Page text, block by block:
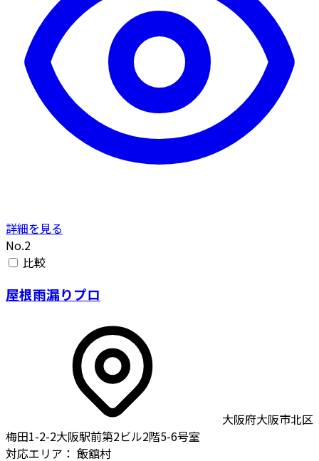
詳細を見る
No.2
比較
屋根雨漏りプロ
大阪府大阪市北区
梅田1-2-2大阪駅前第2ビル2階5-6号室
対応エリア： 飯舘村